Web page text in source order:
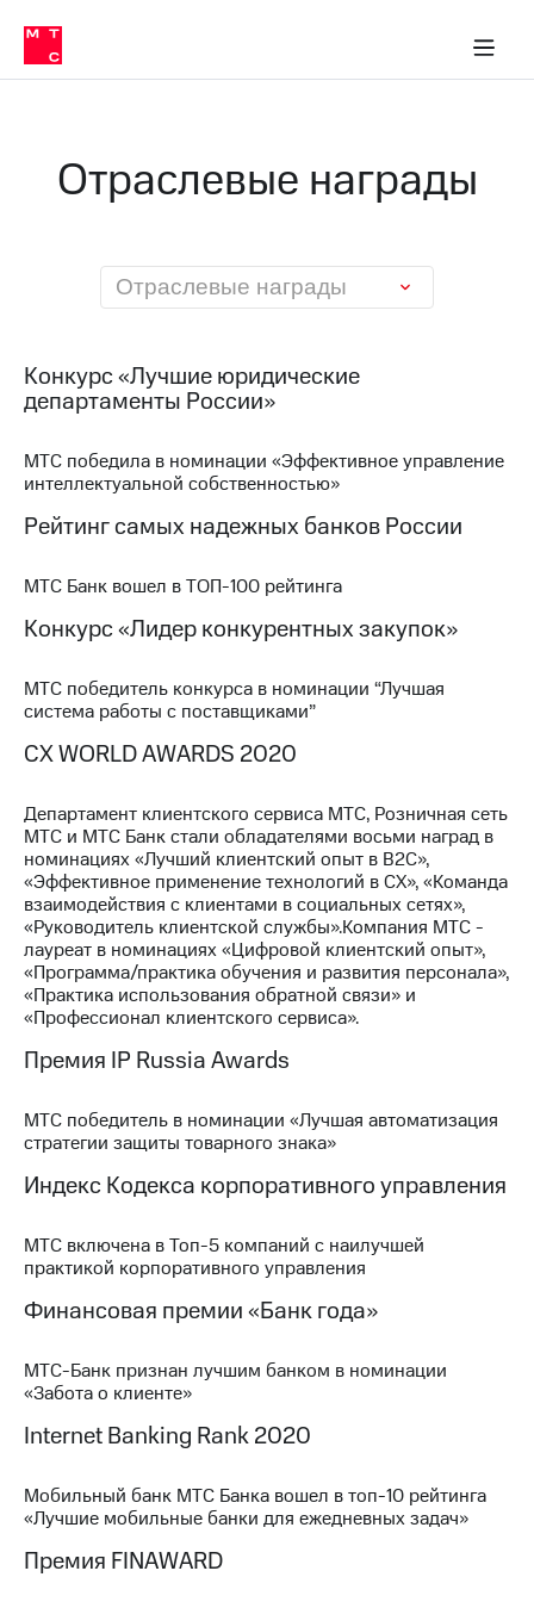
Медиа-центр
и акционерам
Устойчивое развитие
Комплаенс и деловая этика
компании
в МТС
Руководство
Правовая
информация
Медиа-центр
релизы
о технологиях
Достижения
Интервью
отчетность
Новости
в
регионе
и акционерам
Корпоративное
управление
Корпоративный
секретарь
Раскрытие
Информация
акционерам
ПАО
акционеров
Личный
акционера
капитал
Контроль
аудит
Описание
Программа
приобретения
Пресс-
МТС
о технологиях
Отраслевые награды
Отраслевые награды
Конкурс «Лучшие юридические
департаменты России»
МТС победила в номинации «Эффективное управление
интеллектуальной собственностью»
Рейтинг самых надежных банков России
МТС Банк вошел в ТОП-100 рейтинга
Конкурс «Лидер конкурентных закупок»
МТС победитель конкурса в номинации “Лучшая
система работы с поставщиками”
CX WORLD AWARDS 2020
Департамент клиентского сервиса МТС, Розничная сеть
МТС и МТС Банк стали обладателями восьми наград в
номинациях «Лучший клиентский опыт в B2C»,
«Эффективное применение технологий в CX», «Команда
взаимодействия с клиентами в социальных сетях»,
«Руководитель клиентской службы».Компания МТС -
лауреат в номинациях «Цифровой клиентский опыт»,
«Программа/практика обучения и развития персонала»,
«Практика использования обратной связи» и
«Профессионал клиентского сервиса».
Премия IP Russia Awards
МТС победитель в номинации «Лучшая автоматизация
стратегии защиты товарного знака»
Индекс Кодекса корпоративного управления
МТС включена в Топ-5 компаний с наилучшей
практикой корпоративного управления
Финансовая премии «Банк года»
МТС-Банк признан лучшим банком в номинации
«Забота о клиенте»
Internet Banking Rank 2020
Мобильный банк МТС Банка вошел в топ-10 рейтинга
«Лучшие мобильные банки для ежедневных задач»
Премия FINAWARD